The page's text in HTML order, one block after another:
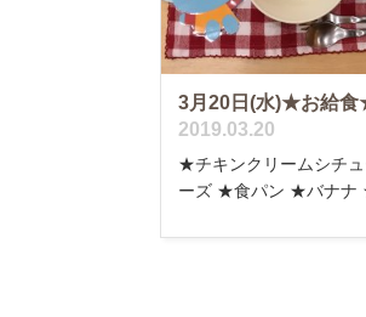
3月20日(水)★お給
2019.03.20
★チキンクリームシチ
ーズ ★食パン ★バナナ